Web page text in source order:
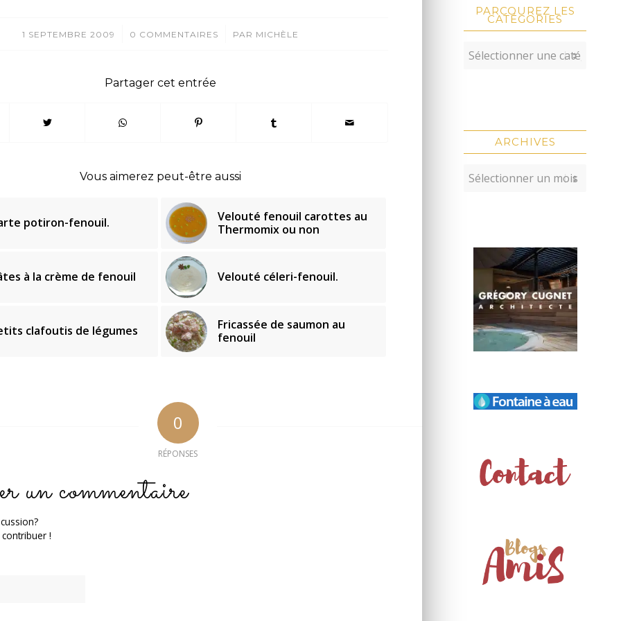
1 SEPTEMBRE 2009
/ 0 COMMENTAIRES
/ PAR MICHÈLE
Partager cet entrée
Vous aimerez peut-être aussi
potiron-fenouil.
Velouté fenouil carottes au
Thermomix ou non
à la crème de fenouil Velouté céleri-fenouil.
clafoutis de légumes
Fricassée de saumon au
fenouil
0
RÉPONSES
un commentaire
contribuer !
PARCOUREZ LES
CATÉGORIES
ARCHIVES